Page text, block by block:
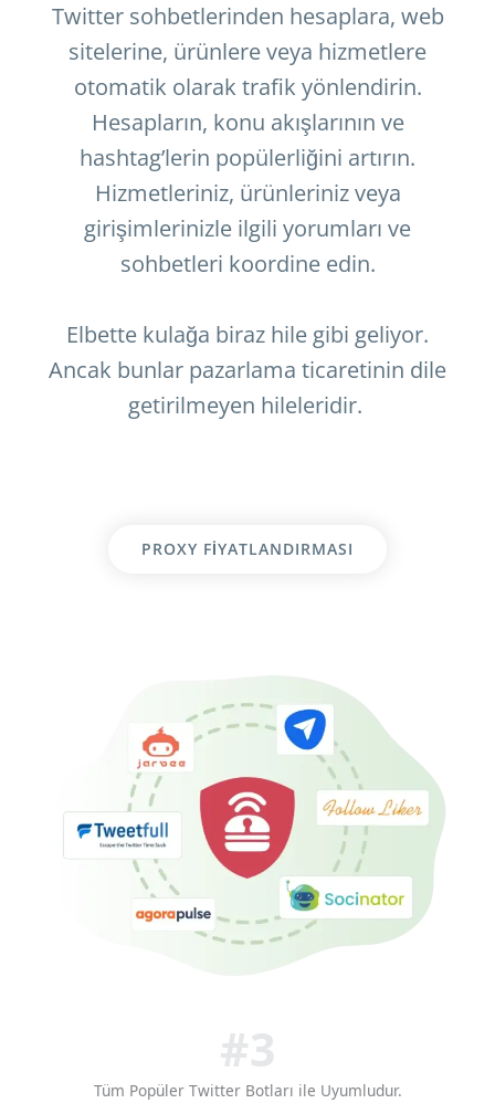
Twitter sohbetlerinden hesaplara, web
sitelerine, ürünlere veya hizmetlere
otomatik olarak trafik yönlendirin.
Hesapların, konu akışlarının ve
hashtag’lerin popülerliğini artırın.
Hizmetleriniz, ürünleriniz veya
girişimlerinizle ilgili yorumları ve
sohbetleri koordine edin.
Elbette kulağa biraz hile gibi geliyor.
Ancak bunlar pazarlama ticaretinin dile
getirilmeyen hileleridir.
PROXY FIYATLANDIRMASI
#3
Tüm Popüler Twitter Botları ile Uyumludur.